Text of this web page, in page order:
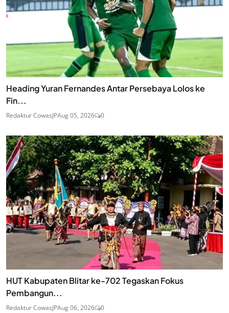
Heading Yuran Fernandes Antar Persebaya Lolos ke
Fin...
Redaktur CowasJPAug 05, 2026 0
HUT Kabupaten Blitar ke-702 Tegaskan Fokus
Pembangun...
Redaktur CowasJPAug 06, 2026 0